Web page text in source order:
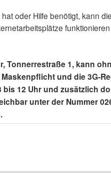
oder Hilfe benötigt, kann
Tonnerrestraße 1, kann
und die 3G-
12 Uhr und zusätzlich
unter der Nummer